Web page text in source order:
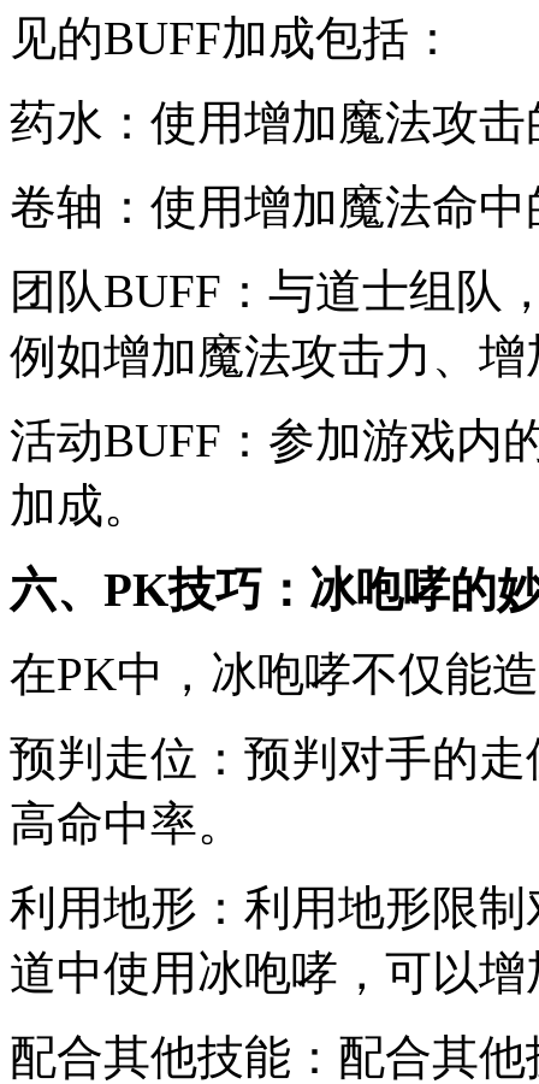
见的BUFF加成包括：
药水：使用增加魔法攻
卷轴：使用增加魔法命
团队BUFF：与道士组队
例如增加魔法攻击力、
活动BUFF：参加游戏内
加成。
六、PK技巧：冰咆哮的
在PK中，冰咆哮不仅能
预判走位：预判对手的
高命中率。
利用地形：利用地形限
道中使用冰咆哮，可以
配合其他技能：配合其